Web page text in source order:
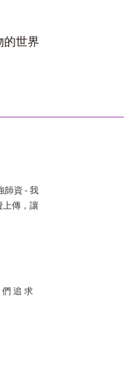
的世界
師資 - 我
上傳，讓
們 追 求